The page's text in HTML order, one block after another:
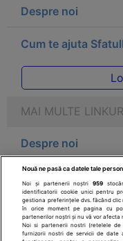
Despre noi
Cum te ajuta
MAI MULTE
Despre noi
Legal
Drepturile
Nouă ne pasă ca datele tale
Noi și partenerii noștri959
identificatorii cookie unici pentru
gestiona preferințele dvs. făcând
în orice moment pe pagina cu
partenerilor noștri și nu vă vor afecta
Noi si partenerii nostri (retelele
furnizorii nostri de servicii de date